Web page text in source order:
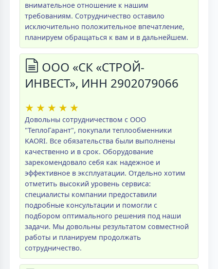
внимательное отношение к нашим
требованиям. Сотрудничество оставило
исключительно положительное впечатление,
планируем обращаться к вам и в дальнейшем.
ООО «СК «СТРОЙ-
ИНВЕСТ», ИНН 2902079066
★ ★ ★ ★ ★
Довольны сотрудничеством с ООО
"ТеплоГарант", покупали теплообменники
KAORI. Все обязательства были выполнены
качественно и в срок. Оборудование
зарекомендовало себя как надежное и
эффективное в эксплуатации. Отдельно хотим
отметить высокий уровень сервиса:
специалисты компании предоставили
подробные консультации и помогли с
подбором оптимального решения под наши
задачи. Мы довольны результатом совместной
работы и планируем продолжать
сотрудничество.